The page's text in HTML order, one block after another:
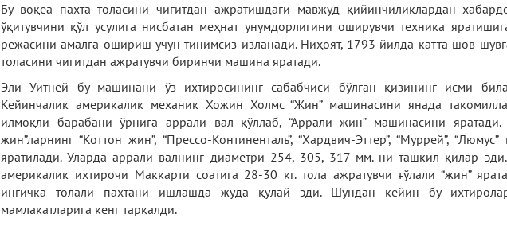
Бу воқеа пахта толасини чигитдан ажратишдаги мавжуд қийинчиликлардан
ўқитувчини қўл усулига нисбатан меҳнат унумдорлигини оширувчи техника
режасини амалга ошириш учун тинимсиз изланади. Ниҳоят, 1793 йилда катта шов-
толасини чигитдан ажратувчи биринчи машина яратади.
Эли Уитней бу машинани ўз ихтиросининг сабабчиси бўлган қизининг исми
Кейинчалик америкалик механик Хожин Холмс “Жин” машинасини янада
илмоқли барабани ўрнига аррали вал қўллаб, “Аррали жин” машинасини яратади.
жин”ларнинг “Коттон жин”, “Прессо-Континенталь”, “Хардвич-Эттер”, “Муррей”,
яратилади. Уларда аррали валнинг диаметри 254, 305, 317 мм. ни ташкил қилар
америкалик ихтирочи Маккарти соатига 28-30 кг. тола ажратувчи ғўлали “жин”
ингичка толали пахтани ишлашда жуда қулай эди. Шундан кейин бу
мамлакатларига кенг тарқалди.